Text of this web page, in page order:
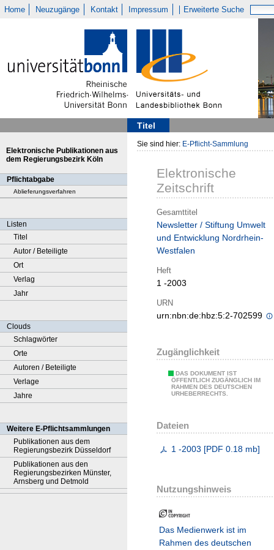
Home Neuzugänge Kontakt Impressum Erweiterte Suche
Titel
Elektronische Publikationen aus
dem Regierungsbezirk Köln
Pflichtabgabe
Ablieferungsverfahren
Listen
Titel
Autor / Beteiligte
Ort
Verlag
Jahr
Clouds
Schlagwörter
Orte
Autoren / Beteiligte
Verlage
Jahre
Weitere E-Pflichtsammlungen
Publikationen aus dem
Regierungsbezirk Düsseldorf
Publikationen aus den
Regierungsbezirken Münster,
Arnsberg und Detmold
Sie sind hier: E-Pflicht-Sammlung
Elektronische
Zeitschrift
Gesamttitel
Newsletter / Stiftung Umwelt
und Entwicklung Nordrhein-
Westfalen
Heft
1 -2003
URN
urn:nbn:de:hbz:5:2-702599
Zugänglichkeit
DAS DOKUMENT IST
ÖFFENTLICH ZUGÄNGLICH IM
RAHMEN DES DEUTSCHEN
URHEBERRECHTS.
Dateien
1 -2003 [PDF 0.18 mb]
Nutzungshinweis
Das Medienwerk ist im
Rahmen des deutschen